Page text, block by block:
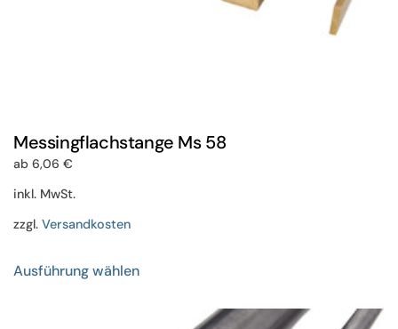
Messingflachstange Ms 58
ab 6,06 €
inkl. MwSt.
zzgl. Versandkosten
Ausführung wählenProdukt